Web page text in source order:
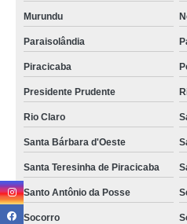
Murundu
Paraisolândia
Piracicaba
Presidente Prudente
Rio Claro
Santa Bárbara d'Oeste
Santa Teresinha de Piracicaba
Santo Antônio da Posse
Socorro